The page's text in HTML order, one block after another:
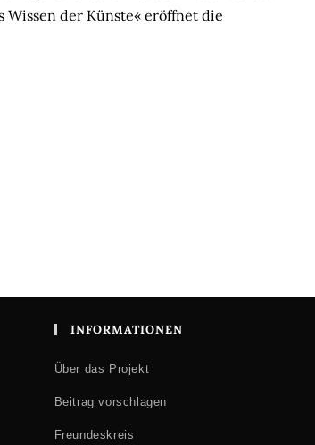
Wissen der Künste« eröffnet die
INFORMATIONEN
Über das Projekt
Beitrag vorschlagen
Freundeskreis